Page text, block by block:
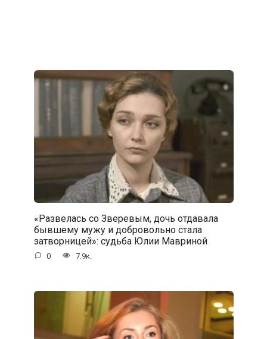
«Развелась со Зверевым, дочь отдавала
бывшему мужу и добровольно стала
затворницей»: судьба Юлии Мавриной
0 7.9к.